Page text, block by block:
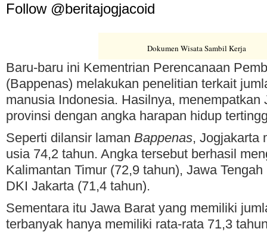
Follow @beritajogjacoid
Dokumen Wisata Sambil Kerja
Baru-baru ini Kementrian Perencanaan
(Bappenas) melakukan penelitian terkait
manusia Indonesia. Hasilnya, menempatkan
provinsi dengan angka harapan hidup
Seperti dilansir laman Bappenas, Jogjakarta
usia 74,2 tahun. Angka tersebut berhasil
Kalimantan Timur (72,9 tahun), Jawa
DKI Jakarta (71,4 tahun).
Sementara itu Jawa Barat yang memiliki
terbanyak hanya memiliki rata-rata 71,3